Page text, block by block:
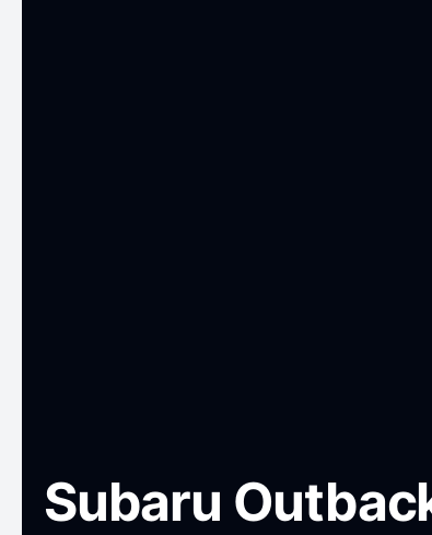
Subaru